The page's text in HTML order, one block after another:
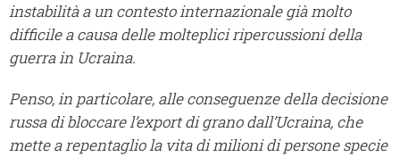
instabilità a un contesto internazionale già molto
difficile a causa delle molteplici ripercussioni della
guerra in Ucraina.
Penso, in particolare, alle conseguenze della decisione
russa di bloccare l’export di grano dall’Ucraina, che
mette a repentaglio la vita di milioni di persone specie